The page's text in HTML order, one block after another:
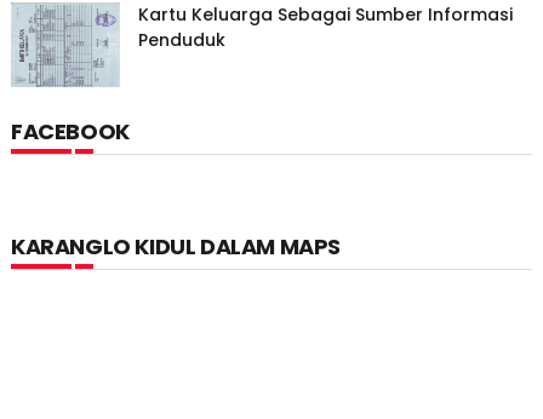
Kartu Keluarga Sebagai Sumber Informasi
Penduduk
FACEBOOK
KARANGLO KIDUL DALAM MAPS